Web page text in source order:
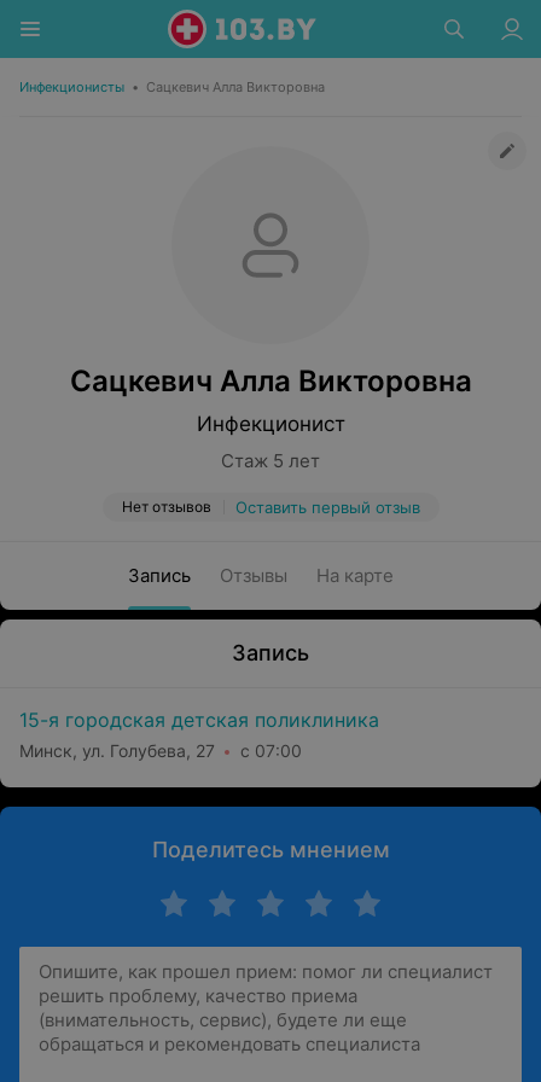
Инфекционисты • Сацкевич Алла Викторовна
Сацкевич Алла Викторовна
Инфекционист
Стаж 5 лет
Нет отзывов Оставить первый отзыв
Запись Отзывы На карте
Запись
15-я городская детская поликлиника
Минск, ул. Голубева, 27 с 07:00
Поделитесь мнением